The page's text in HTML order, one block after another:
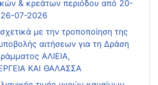
& κρεάτων περιόδου από 20-
07-2026
με την τροποποίηση της
αιτήσεων για τη Δράση
ΑΛΙΕΙΑ,
ΚΑΙ ΘΑΛΑΣΣΑ